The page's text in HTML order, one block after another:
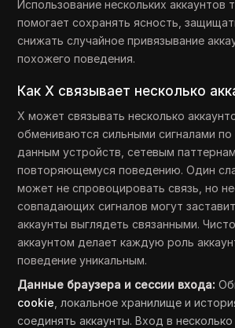
Использование нескольких аккаунтов
помогает сохранять ясность,
снижать случайное привязывание
похожего поведения.
Как X связывает несколько
X может связывать несколько
обмениваются сильными сигналами
данным устройств, сетевым
повторяющемуся поведению. Один
может не спровоцировать связь, но
совпадающих сигналов могут
аккаунты выглядеть связанными.
аккаунтом делает каждую роль
поведение уникальным.
Данные браузера и сессии входа:
cookie , локальное хранилище и
соединять аккаунты. Вход в несколько